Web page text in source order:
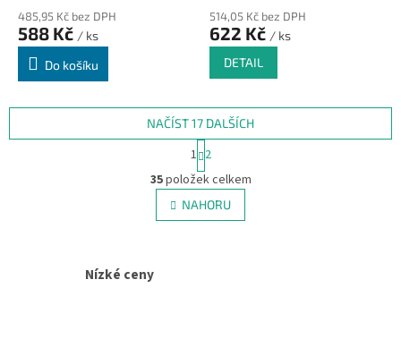
485,95 Kč bez DPH
588 Kč / ks
Do košíku
514,05 Kč bez DPH
622 Kč / ks
DETAIL
O
v
l
á
NAČÍST 17 DALŠÍCH
S
t
r
á
n
k
1 2
35položek celkem
NAHORU
Nízké ceny